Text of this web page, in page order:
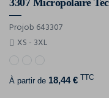
Projob 643307
XS - 3XL
À partir de 18,44 € TTC